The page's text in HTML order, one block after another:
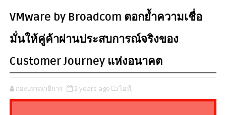
VMware by Broadcom ตอกย้ำความเชื่อ
มั่นให้คู่ค้าผ่านประสบการณ์จริงของ
Customer Journey แห่งอนาคต
กองบรรณาธิการ 2 years ago ไอที,